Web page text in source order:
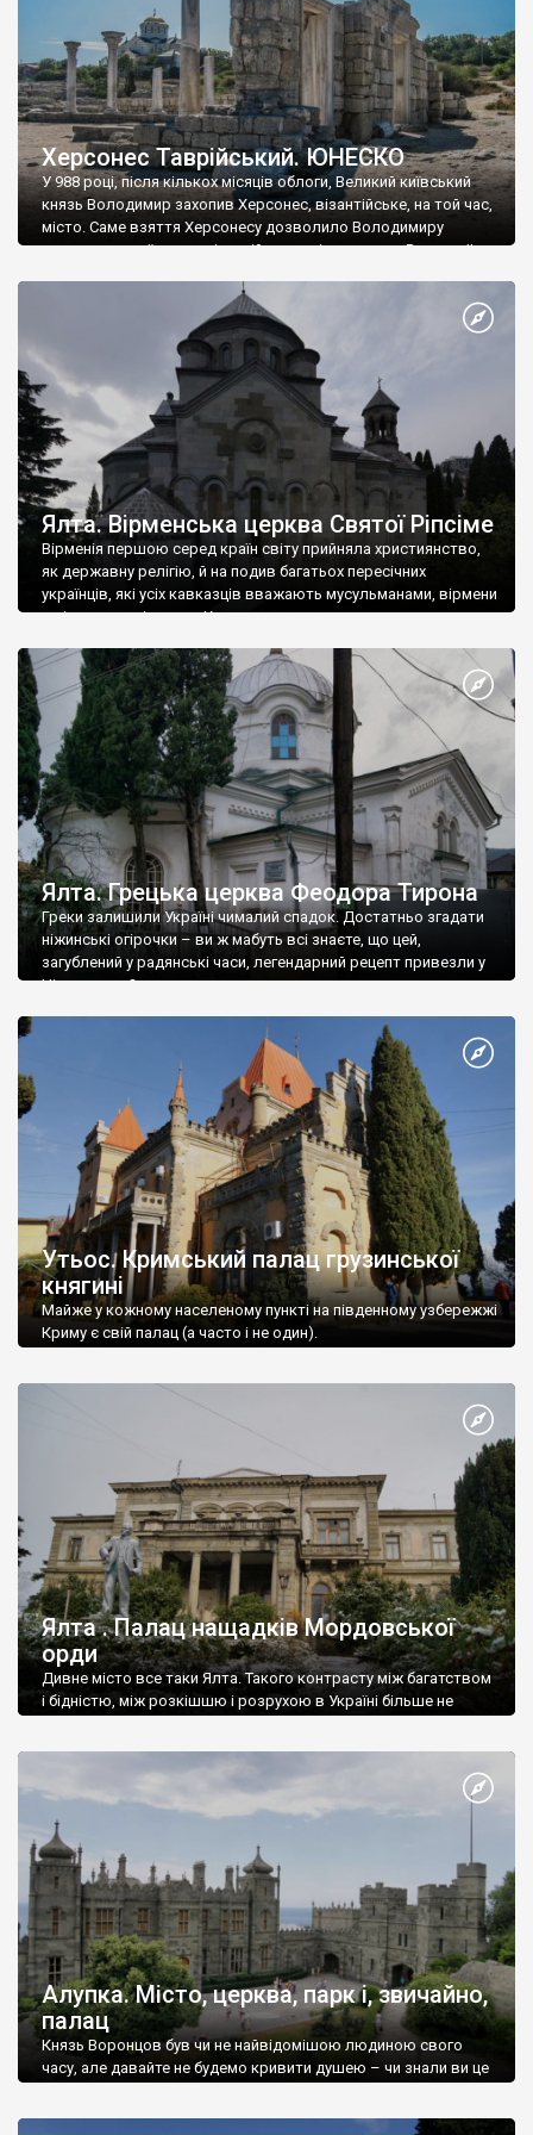
Херсонес Таврійський. ЮНЕСКО
У 988 році, після кількох місяців облоги, Великий київський
князь Володимир захопив Херсонес, візантійське, на той час,
місто. Саме взяття Херсонесу дозволило Володимиру
диктувати свої умови візантійському імператору Василю ІІ, та
Херсонесі Володимир-язичник, став Василем-християнином.
А потім було Хрещення Русі. На честь Херсонесу Таврійського
Ялта. Вірменська церква Святої Ріпсіме
Вірменія першою серед країн світу прийняла християнство,
як державну релігію, й на подив багатьох пересічних
українців, які усіх кавказців вважають мусульманами, вірмени
є відданими вірянами Христа
Ялта. Грецька церква Феодора Тирона
Греки залишили Україні чималий спадок. Достатньо згадати
ніжинські огірочки – ви ж мабуть всі знаєте, що цей,
загублений у радянські часи, легендарний рецепт привезли у
Ніжин греки?
Утьос. Кримський палац грузинської
княгині
Майже у кожному населеному пункті на південному узбережжі
Криму є свій палац (а часто і не один).
Ялта . Палац нащадків Мордовської
орди
Дивне місто все таки Ялта. Такого контрасту між багатством
і бідністю, між розкішшю і розрухою в Україні більше не
Алупка. Місто, церква, парк і, звичайно,
палац
Князь Воронцов був чи не найвідомішою людиною свого
часу, але давайте не будемо кривити душею – чи знали ви це